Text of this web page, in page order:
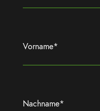
Vorname*
Nachname*